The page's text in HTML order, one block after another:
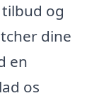
og
dine
en
os